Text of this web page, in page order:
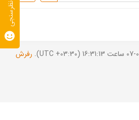
رفرش
نظرسنجی